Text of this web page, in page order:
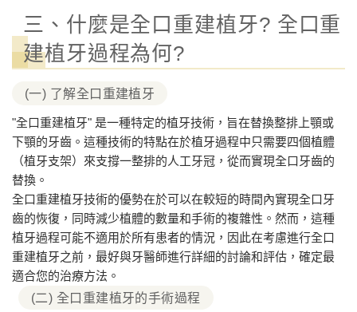
三、什麼是全口重建植牙? 全口重
建植牙過程為何?
(一) 了解全口重建植牙
"全口重建植牙" 是一種特定的植牙技術，旨在替換整排上顎或
下顎的牙齒。這種技術的特點在於植牙過程中只需要四個植體
（植牙支架）來支撐一整排的人工牙冠，從而實現全口牙齒的
替換。
全口重建植牙技術的優勢在於可以在較短的時間內實現全口牙
齒的恢復，同時減少植體的數量和手術的複雜性。然而，這種
植牙過程可能不適用於所有患者的情況，因此在考慮進行全口
重建植牙之前，最好與牙醫師進行詳細的討論和評估，確定最
適合您的治療方法。
(二) 全口重建植牙的手術過程